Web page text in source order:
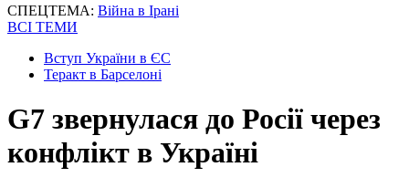
СПЕЦТЕМА: Війна в Ірані
ВСІ ТЕМИ
Вступ України в ЄС
Теракт в Барселоні
G7 звернулася до Росії через
конфлікт в Україні